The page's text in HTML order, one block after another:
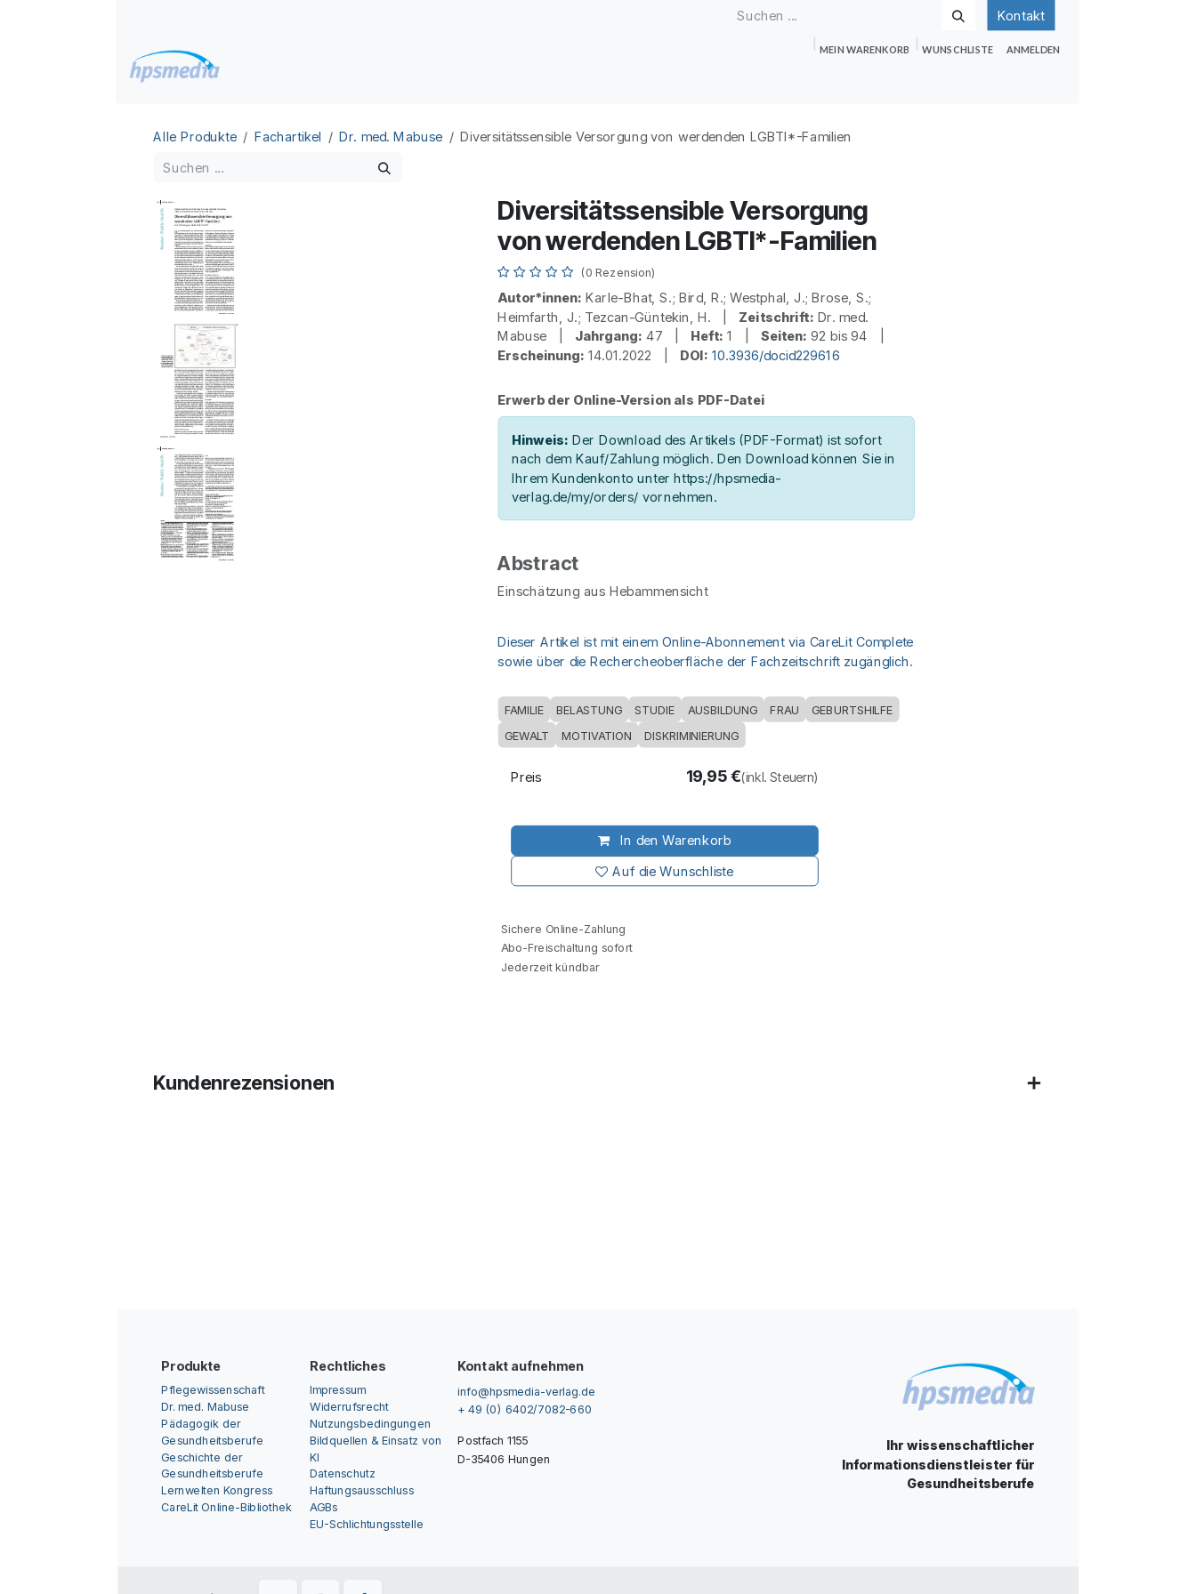
Kontakt
MEIN WARENKORB WUNSCHLISTE ANMELDEN
Alle Produkte Fachartikel Dr. med. Mabuse Diversitätssensible Versorgung von werdenden LGBTI*-Familien
Diversitätssensible Versorgung
von werdenden LGBTI*-Familien
(0 Rezension)
Autor*innen: Karle-Bhat, S.; Bird, R.; Westphal, J.; Brose, S.;
Heimfarth, J.; Tezcan-Güntekin, H. | Zeitschrift: Dr. med.
Mabuse | Jahrgang: 47 | Heft: 1 | Seiten: 92 bis 94 |
Erscheinung: 14.01.2022 | DOI: 10.3936/docid229616
Erwerb der Online-Version als PDF-Datei
Hinweis: Der Download des Artikels (PDF-Format) ist sofort
nach dem Kauf/Zahlung möglich. Den Download können Sie in
Ihrem Kundenkonto unter https://hpsmedia-
verlag.de/my/orders/ vornehmen.
Abstract
Einschätzung aus Hebammensicht
Dieser Artikel ist mit einem Online-Abonnement via CareLit Complete
sowie über die Rechercheoberfläche der Fachzeitschrift zugänglich.
FAMILIE BELASTUNG STUDIE AUSBILDUNG FRAU
GEBURTSHILFE
GEWALT
MOTIVATION DISKRIMINIERUNG
In den Warenkorb
Auf die Wunschliste
Preis 19,95€(inkl. Steuern)
Sichere Online-Zahlung
Abo-Freischaltung sofort
Jederzeit kündbar
Kundenrezensionen
Produkte
Pflegewissenschaft
Dr. med. Mabuse
Pädagogik der
Gesundheitsberufe
Geschichte der
Gesundheitsberufe
Lernwelten Kongress
CareLit Online-Bibliothek
Rechtliches
Impressum
Widerrufsrecht
Nutzungsbedingungen
Bildquellen & Einsatz von
KI
Datenschutz
Haftungsausschluss
AGBs
EU-Schlichtungsstelle
Kontakt aufnehmen
info@hpsmedia-verlag.de
+ 49 (0) 6402/7082-660
Postfach 1155
D-35406 Hungen
Ihr wissenschaftlicher
Informationsdienstleister für
Gesundheitsberufe